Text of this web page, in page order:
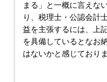
まる」と一概に言えな
り、税理士・公認会計
益を主張するには、上
を具備しているとなお
はないかと感じておりま